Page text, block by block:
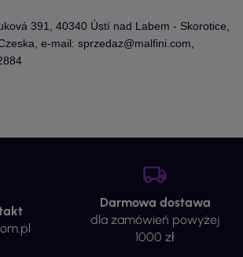
391, 40340 Ústí nad Labem - Skorotice,
e-mail: sprzedaz@malfini.com,
Darmowa dostawa
dla zamówień powyżej
1000 zł